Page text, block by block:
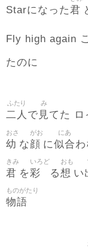
Starになった君
Fly high again
たのに
二人
ふたり
で 見
み
てた ロ
幼
おさ
な顔
がお
に似合
にあ
君
きみ
を彩
いろど
る想
おも
い
物語
ものがたり